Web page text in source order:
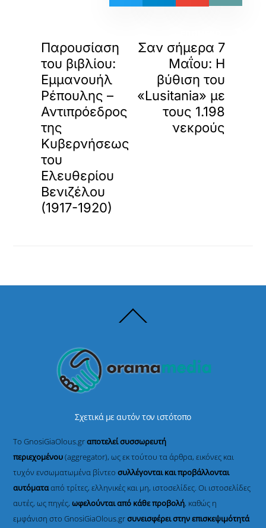
Παρουσίαση
του βιβλίου:
Εμμανουήλ
Ρέπουλης –
Αντιπρόεδρος
της
Κυβερνήσεως
του
Ελευθερίου
Βενιζέλου
(1917-1920)
Σαν σήμερα 7
Μαΐου: Η
βύθιση του
«Lusitania» με
τους 1.198
νεκρούς
To
Σχετικά με αυτόν τον ιστότοπο
Το GnosiGiaOlous.grαποτελεί συσσωρευτή
περιεχομένου(aggregator), ως εκ τούτου τα άρθρα, εικόνες και
τυχόν ενσωματωμένα βίντεοσυλλέγονται και προβάλλονται
αυτόματααπό τρίτες, ελληνικές και μη, ιστοσελίδες. Οι ιστοσελίδες
αυτές, ως πηγές,ωφελούνται από κάθε προβολή, καθώς η
εμφάνιση στο GnosiGiaOlous.grσυνεισφέρει στην επισκεψιμότητά